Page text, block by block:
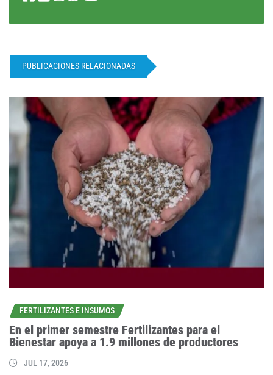
PUBLICACIONES RELACIONADAS
FERTILIZANTES E INSUMOS
En el primer semestre Fertilizantes para el
Bienestar apoya a 1.9 millones de productores
JUL 17, 2026